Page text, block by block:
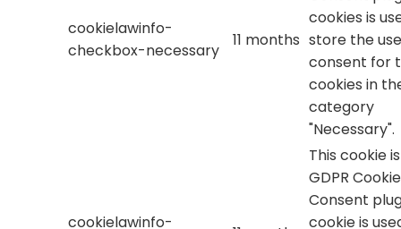
cookielawinfo-
checkbox-necessary
11 months
cookies is
store the
consent for
cookies in
category
"Necessary".
cookielawinfo-
This cookie
GDPR Cookie
Consent
cookie is